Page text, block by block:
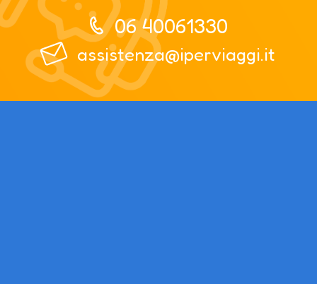
06 40061330
assistenza@iperviaggi.it